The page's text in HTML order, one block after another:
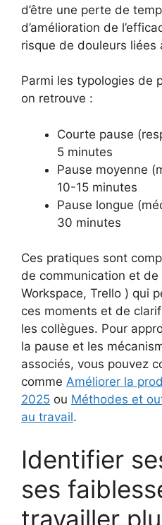
d’être une perte de
d’amélioration de
risque de douleurs liées
Parmi les typologies de
on retrouve :
Courte pause
5 minutes
Pause moyenne
10-15 minutes
Pause longue
30 minutes
Ces pratiques sont
de communication et
Workspace, Trello ) qui
ces moments et de
les collègues. Pour
la pause et les
associés, vous pouvez
comme Améliorer la
2025 ou Méthodes et
au travail.
Identifier
ses
travailler